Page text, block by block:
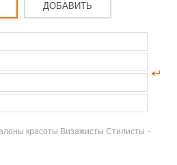
ДОБАВИТЬ
красоты Визажисты Стилисты -